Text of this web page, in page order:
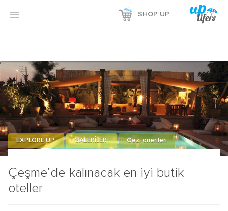
 SHOP UP
Çeşme’de kalınacak en iyi butik
oteller
EXPLORE UP GALERİLER Gezi önerileri